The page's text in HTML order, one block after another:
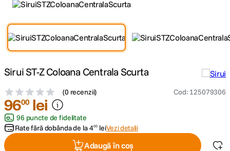
3. trepied telefon
canon sx740 hs
lavaliera
sony fx
Sirui ST-Z Coloana Centrala Scurta
(0 recenzii) Cod: 125079306
9600 lei
96 puncte de fidelitate
Rate fără dobânda de la400 leiVezi detalii
Adaugă în coș